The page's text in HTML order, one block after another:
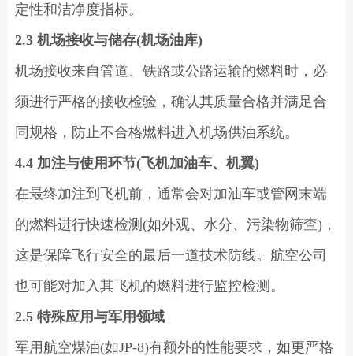
定性和洁净度指标。
2.3 机场接收与储存(机场油库)
机场接收来自管道、铁路或公路运输的燃料时，必
须进行严格的接收检验，确认其质量合格并满足合
同规格，防止不合格燃料进入机场供油系统。
4.4 加注与使用环节(飞机加油车、机翼)
在最终加注到飞机前，通常会对加油车或管网末端
的燃料进行快速检测(如外观、水分、污染物筛查)，
这是保障飞行安全的最后一道技术防线。航空公司
也可能对加入其飞机的燃料进行监控检测。
2.5 特殊应用与军用领域
军用航空煤油(如JP-8)有额外的性能要求，如更严格